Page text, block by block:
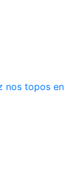
nos topos en